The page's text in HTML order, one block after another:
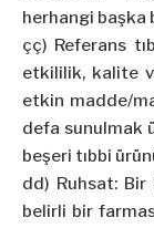
herhangi başka
çç) Referans
etkililik, kalite
etkin madde/
defa sunulmak
beşeri tıbbi
dd) Ruhsat:
belirli bir